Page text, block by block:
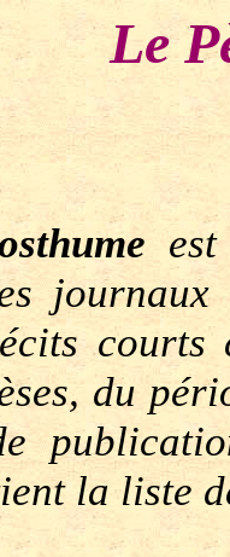
Le
journaux
du
la liste